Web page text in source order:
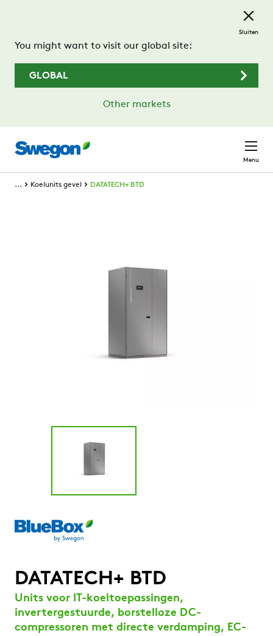
You might want to visit our global site:
GLOBAL
Other markets
Sluiten
Menu
... Koelunits gevel DATATECH+ BTD
DATATECH+ BTD
Units voor IT-koeltoepassingen,
invertergestuurde, borstelloze DC-
compressoren met directe verdamping, EC-